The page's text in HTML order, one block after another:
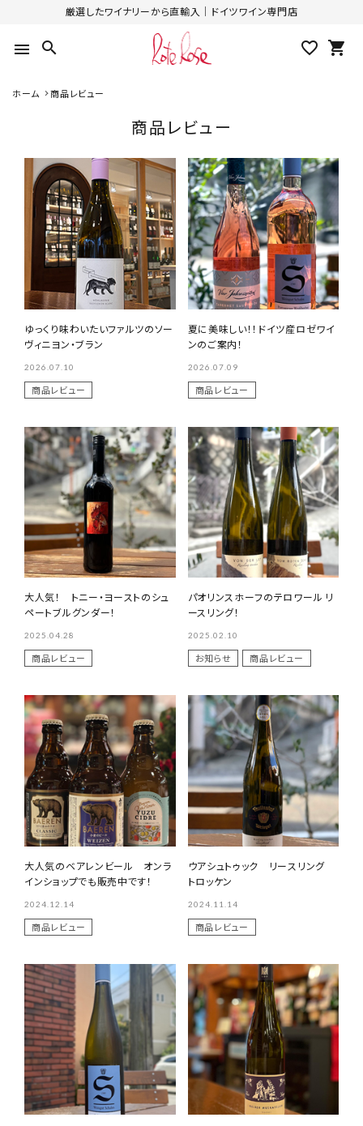
厳選したワイナリーから直輸入｜ドイツワイン専門店
menu search favorite_outline shopping_cart
ホーム 商品レビュー
商品レビュー
ゆっくり味わいたいファルツのソー
ヴィニヨン・ブラン
2026.07.10
商品レビュー
夏に美味しい！！ドイツ産ロゼワイ
ンのご案内！
2026.07.09
商品レビュー
大人気！ トニー・ヨーストのシュ
ペートブルグンダー！
2025.04.28
商品レビュー
パオリンスホーフのテロワール リ
ースリング！
2025.02.10
お知らせ 商品レビュー
大人気のベアレンビール オンラ
インショップでも販売中です！
2024.12.14
商品レビュー
ウアシュトゥック リースリング
トロッケン
2024.11.14
商品レビュー